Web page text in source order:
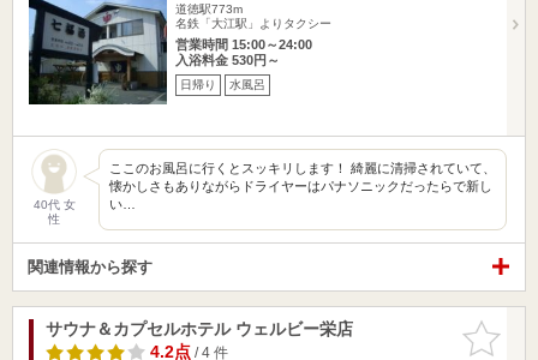
道徳駅773m
名鉄「大江駅」よりタクシー
営業時間 15:00～24:00
入浴料金 530円～
日帰り 水風呂
40代 女
性
ここのお風呂に行くとスッキリします！ 綺麗に清掃されていて、
懐かしさもありながらドライヤーはパナソニックだったらで新し
い…
関連情報から探す
お気に入
りに追加
サウナ＆カプセルホテル ウェルビー栄店
4.2点/ 4 件